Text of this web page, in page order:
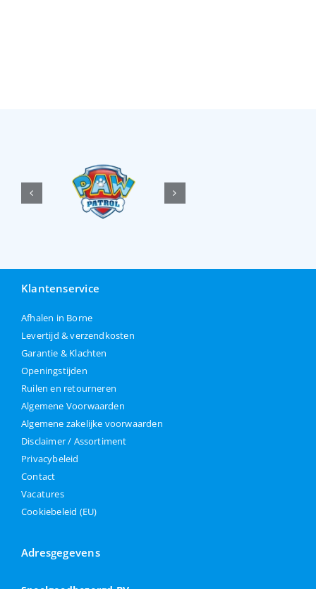
Klantenservice
Afhalen in Borne
Levertijd & verzendkosten
Garantie & Klachten
Openingstijden
Ruilen en retourneren
Algemene Voorwaarden
Algemene zakelijke voorwaarden
Disclaimer / Assortiment
Privacybeleid
Contact
Vacatures
Cookiebeleid (EU)
Adresgegevens